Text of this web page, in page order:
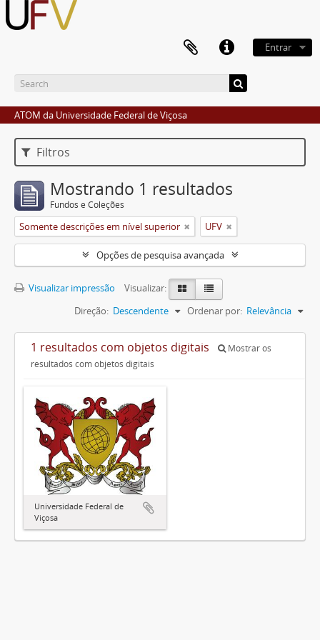
Entrar
ATOM da Universidade Federal de Viçosa
Filtros
Mostrando 1 resultados
Fundos e Coleções
Somente descrições em nível superior UFV
Opções de pesquisa avançada
Visualizar impressão
Visualizar:
Ordenar por: Relevância
Direção: Descendente
1 resultados com objetos digitais
Mostrar os
resultados com objetos digitais
Universidade Federal de
Viçosa